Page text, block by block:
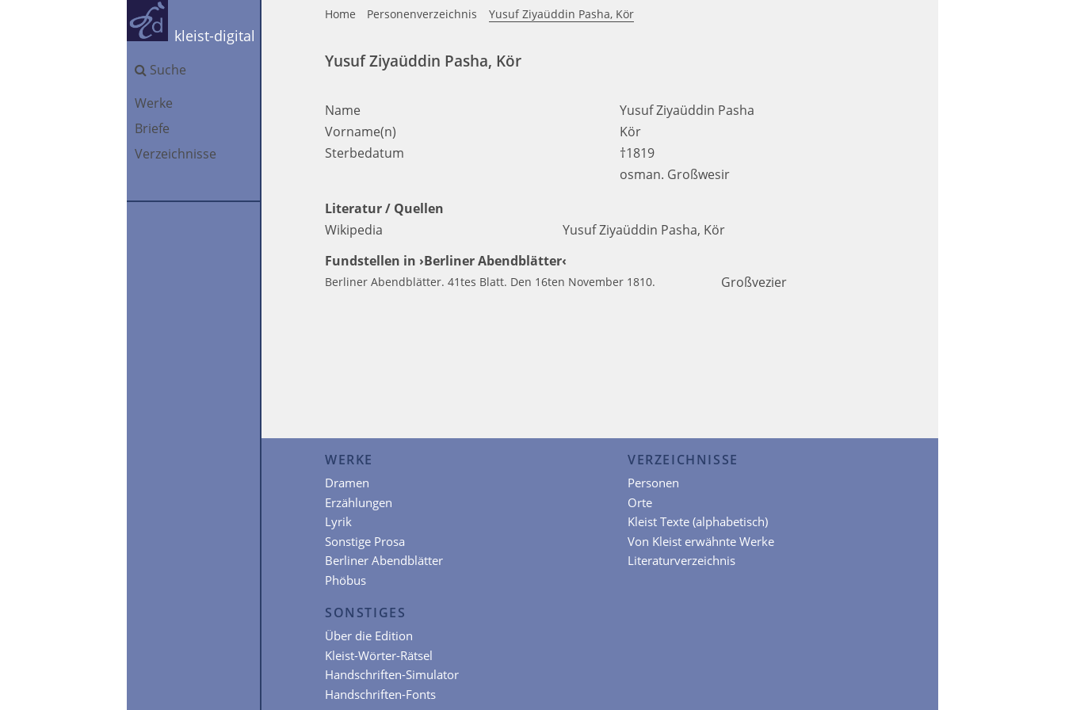
kleist-digital
Suche
Werke
Briefe
Verzeichnisse
Home Personenverzeichnis Yusuf Ziyaüddin Pasha, Kör
Yusuf Ziyaüddin Pasha, Kör
Name
Yusuf Ziyaüddin Pasha
Vorname(n)
Kör
Sterbedatum
†1819
osman. Großwesir
Literatur / Quellen
Wikipedia
Yusuf Ziyaüddin Pasha, Kör
Fundstellen in ›Berliner Abendblätter‹
Berliner Abendblätter. 41tes Blatt. Den 16ten November 1810. Großvezier
WERKE
Dramen
Erzählungen
Lyrik
Sonstige Prosa
Berliner Abendblätter
Phöbus
VERZEICHNISSE
Personen
Orte
Kleist Texte (alphabetisch)
Von Kleist erwähnte Werke
Literaturverzeichnis
SONSTIGES
Über die Edition
Kleist-Wörter-Rätsel
Handschriften-Simulator
Handschriften-Fonts